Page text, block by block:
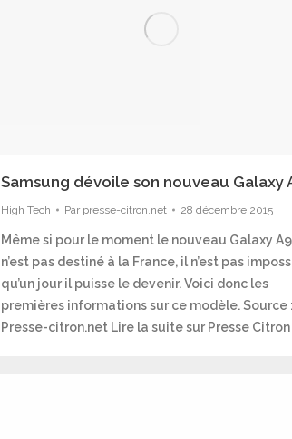
Samsung dévoile son nouveau Galaxy
High Tech Par presse-citron.net 28 décembre 2015
Même si pour le moment le nouveau Galaxy A9
n’est pas destiné à la France, il n’est pas
qu’un jour il puisse le devenir. Voici donc les
premières informations sur ce modèle. Source :
Presse-citron.net Lire la suite sur Presse Citron